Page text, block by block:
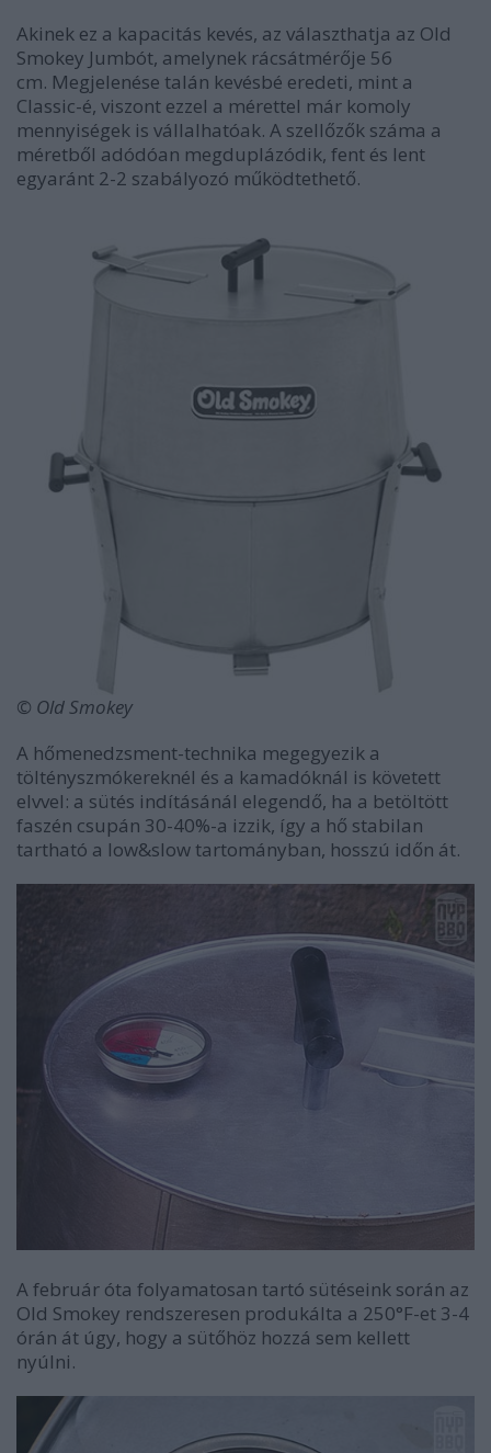
Akinek ez a kapacitás kevés, az választhatja az Old
Smokey Jumbót, amelynek rácsátmérője 56
cm. Megjelenése talán kevésbé eredeti, mint a
Classic-é, viszont ezzel a mérettel már komoly
mennyiségek is vállalhatóak. A szellőzők száma a
méretből adódóan megduplázódik, fent és lent
egyaránt 2-2 szabályozó működtethető.
© Old Smokey
A hőmenedzsment-technika megegyezik a
töltényszmókereknél és a kamadóknál is követett
elvvel: a sütés indításánál elegendő, ha a betöltött
faszén csupán 30-40%-a izzik, így a hő stabilan
tartható a low&slow tartományban, hosszú időn át.
A február óta folyamatosan tartó sütéseink során az
Old Smokey rendszeresen produkálta a 250°F-et 3-4
órán át úgy, hogy a sütőhöz hozzá sem kellett
nyúlni.